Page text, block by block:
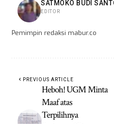
SATMOKO BUDI
EDITOR
Pemimpin redaksi mabur.co
PREVIOUS ARTICLE
Heboh! UGM Minta
Maaf atas
Terpilihnya